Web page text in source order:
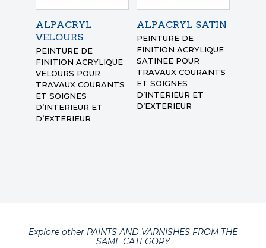
ALPACRYL
VELOURS
PEINTURE DE
FINITION ACRYLIQUE
VELOURS POUR
TRAVAUX COURANTS
ET SOIGNES
D’INTERIEUR ET
D’EXTERIEUR
ALPACRYL SATIN
PEINTURE DE
FINITION ACRYLIQUE
SATINEE POUR
TRAVAUX COURANTS
ET SOIGNES
D’INTERIEUR ET
D’EXTERIEUR
Explore other PAINTS AND VARNISHES FROM THE
SAME CATEGORY